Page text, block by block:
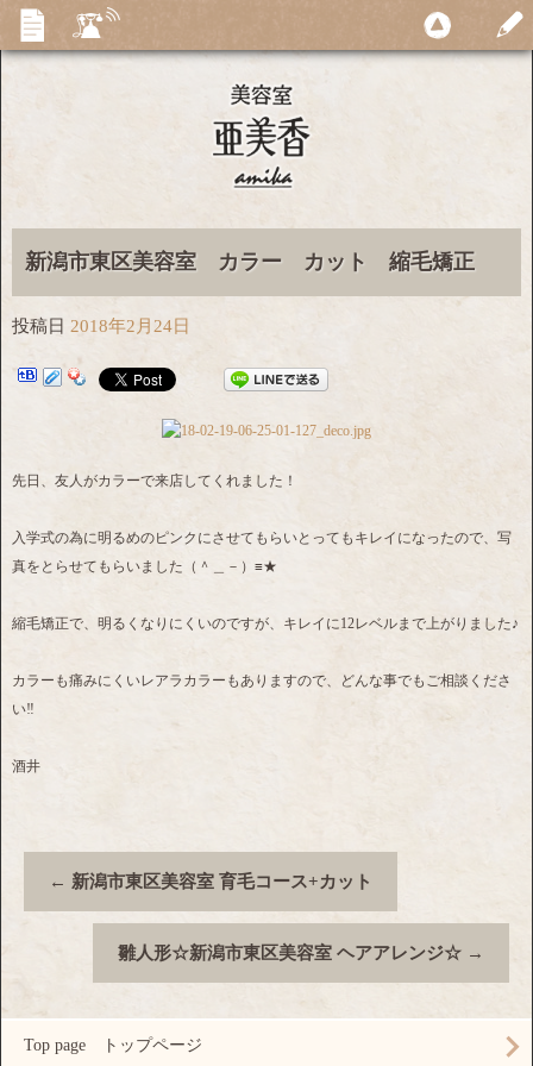
新潟市東区美容室 カラー カット 縮毛矯正
投稿日 2018年2月24日
先日、友人がカラーで来店してくれました！
入学式の為に明るめのピンクにさせてもらいとってもキレイになったので、写
真をとらせてもらいました（＾＿－）≡★
縮毛矯正で、明るくなりにくいのですが、キレイに12レベルまで上がりました♪
カラーも痛みにくいレアラカラーもありますので、どんな事でもご相談くださ
い‼
酒井
← 新潟市東区美容室 育毛コース+カット
雛人形☆新潟市東区美容室 ヘアアレンジ☆ →
Top page トップページ